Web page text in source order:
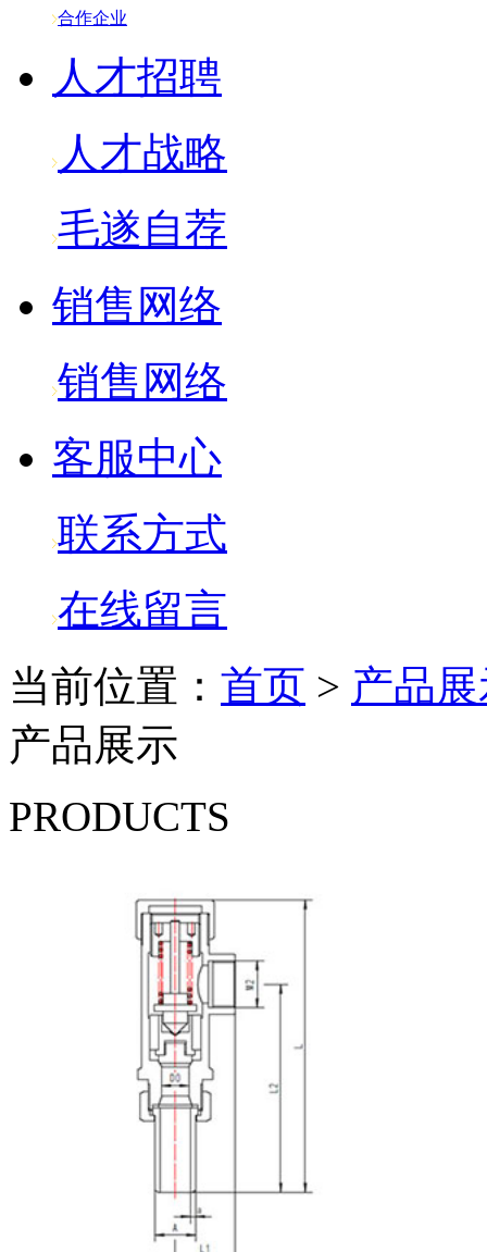
合作企业
人才招聘
人才战略
毛遂自荐
销售网络
销售网络
客服中心
联系方式
在线留言
当前位置： 首页 > 产品
产品展示
PRODUCTS